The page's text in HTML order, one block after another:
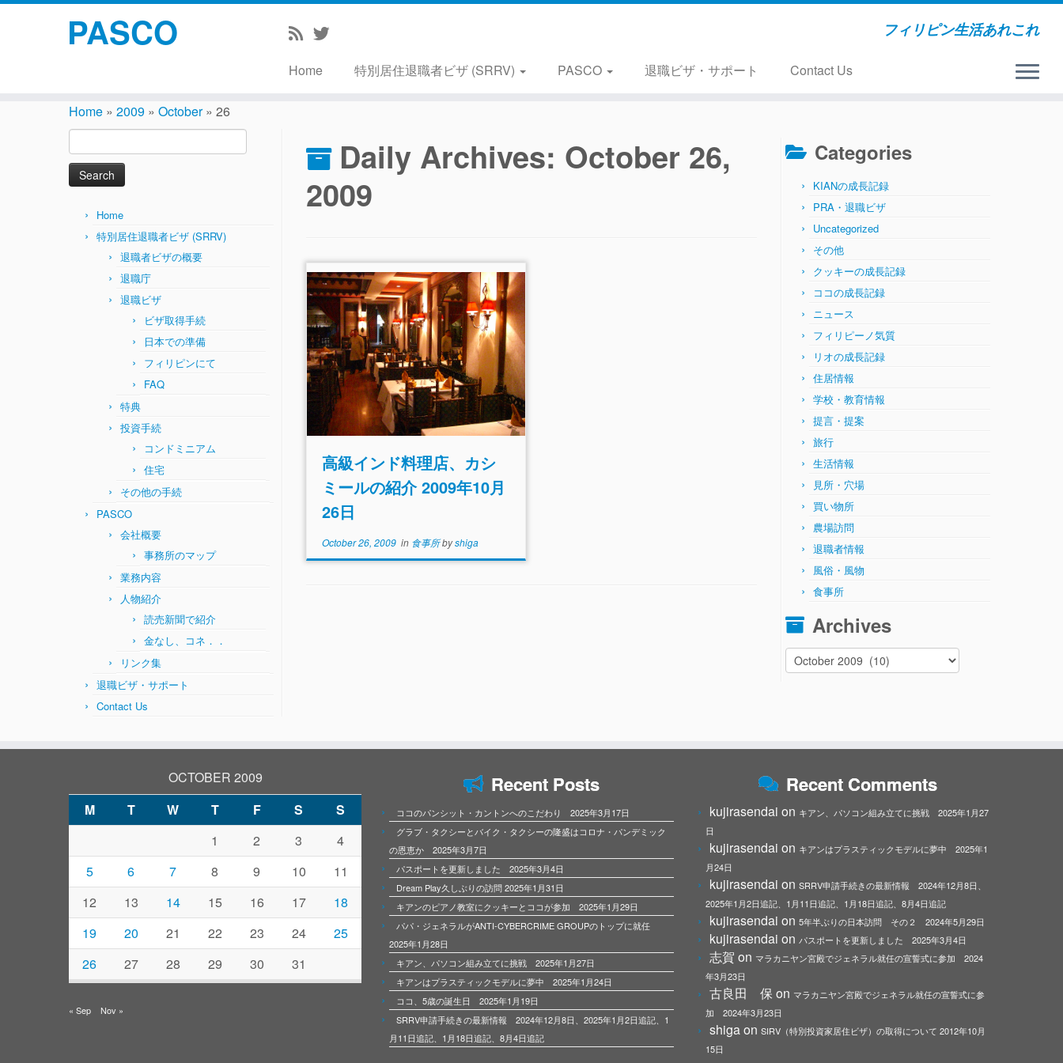
PASCO フィリピン生活あれこれ
Home 特別居住退職者ビザ (SRRV) PASCO 退職ビザ・サポート Contact Us
Home » 2009 » October » 26
for:
Home
特別居住退職者ビザ (SRRV)
退職者ビザの概要
退職庁
退職ビザ
ビザ取得手続
日本での準備
フィリピンにて
FAQ
特典
投資手続
コンドミニアム
住宅
その他の手続
PASCO
会社概要
事務所のマップ
業務内容
人物紹介
読売新聞で紹介
金なし、コネ．．
リンク集
退職ビザ・サポート
Contact Us
Daily Archives: October 26,
2009
高級インド料理店、カシ
ミールの紹介 2009年10月
26日
October 26, 2009 in 食事所byshiga
Categories
KIANの成長記録
PRA・退職ビザ
Uncategorized
その他
クッキーの成長記録
ココの成長記録
ニュース
フィリピーノ気質
リオの成長記録
住居情報
学校・教育情報
提言・提案
旅行
生活情報
見所・穴場
買い物所
農場訪問
退職者情報
風俗・風物
食事所
Archives
Archives
OCTOBER 2009
M
T W T F S
S
1
2 3
4
5
6 7 8 9 10
11
12
13 14 15 16 17
18
19
20 21 22 23 24
25
26
27 28 29 30 31
« Sep Nov »
Recent Posts
ココのパンシット・カントンへのこだわり 2025年3月17日
グラブ・タクシーとバイク・タクシーの隆盛はコロナ・パンデミック
の恩恵か 2025年3月7日
パスポートを更新しました 2025年3月4日
Dream Play久しぶりの訪問 2025年1月31日
キアンのピアノ教室にクッキーとココが参加 2025年1月29日
パパ・ジェネラルがANTI-CYBERCRIME GROUPのトップに就任
2025年1月28日
キアン、パソコン組み立てに挑戦 2025年1月27日
キアンはプラスティックモデルに夢中 2025年1月24日
ココ、5歳の誕生日 2025年1月19日
SRRV申請手続きの最新情報 2024年12月8日、2025年1月2日追記、1
月11日追記、1月18日追記、8月4日追記
Recent Comments
kujirasendai on キアン、パソコン組み立てに挑戦 2025年1月27
日
kujirasendai on キアンはプラスティックモデルに夢中 2025年1
月24日
kujirasendai on SRRV申請手続きの最新情報 2024年12月8日、
2025年1月2日追記、1月11日追記、1月18日追記、8月4日追記
kujirasendai on 5年半ぶりの日本訪問 その２ 2024年5月29日
kujirasendai on パスポートを更新しました 2025年3月4日
志賀 on マラカニヤン宮殿でジェネラル就任の宣誓式に参加 2024
年3月23日
古良田 保 on マラカニヤン宮殿でジェネラル就任の宣誓式に参
加 2024年3月23日
shigaon SIRV（特別投資家居住ビザ）の取得について 2012年10月
15日